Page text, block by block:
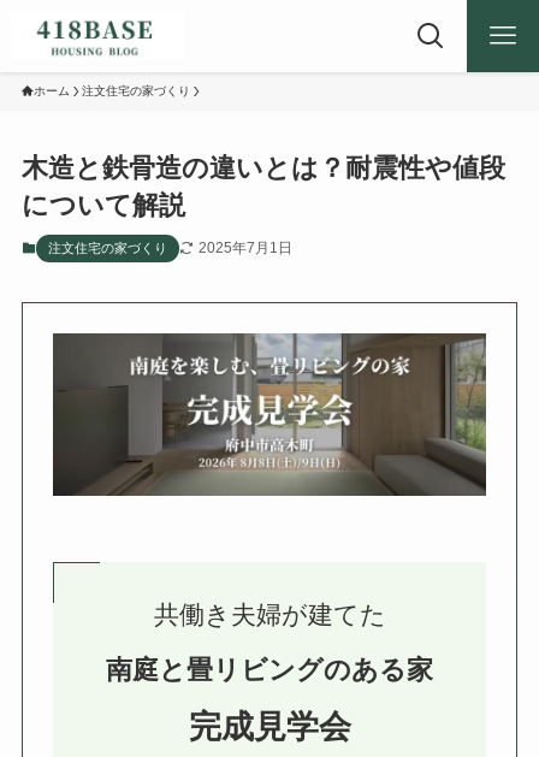
ホーム 注文住宅の家づくり
木造と鉄骨造の違いとは？耐震性や値段
について解説
注文住宅の家づくり 2025年7月1日
共働き夫婦が建てた
南庭と畳リビングのある家
完成見学会